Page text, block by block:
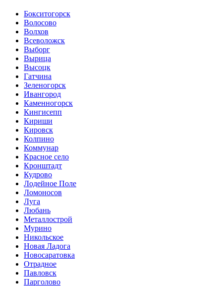
Бокситогорск
Волосово
Волхов
Всеволожск
Выборг
Вырица
Высоцк
Гатчина
Зеленогорск
Ивангород
Каменногорск
Кингисепп
Кириши
Кировск
Колпино
Коммунар
Красное село
Кронштадт
Кудрово
Лодейное Поле
Ломоносов
Луга
Любань
Металлострой
Мурино
Никольское
Новая Ладога
Новосаратовка
Отрадное
Павловск
Парголово